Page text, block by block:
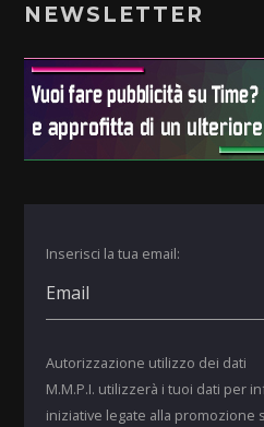
NEWSLETTER
Inserisci la tua email:
Autorizzazione utilizzo dei dati
M.M.P.I. utilizzerà i tuoi dati per
iniziative legate alla promozione